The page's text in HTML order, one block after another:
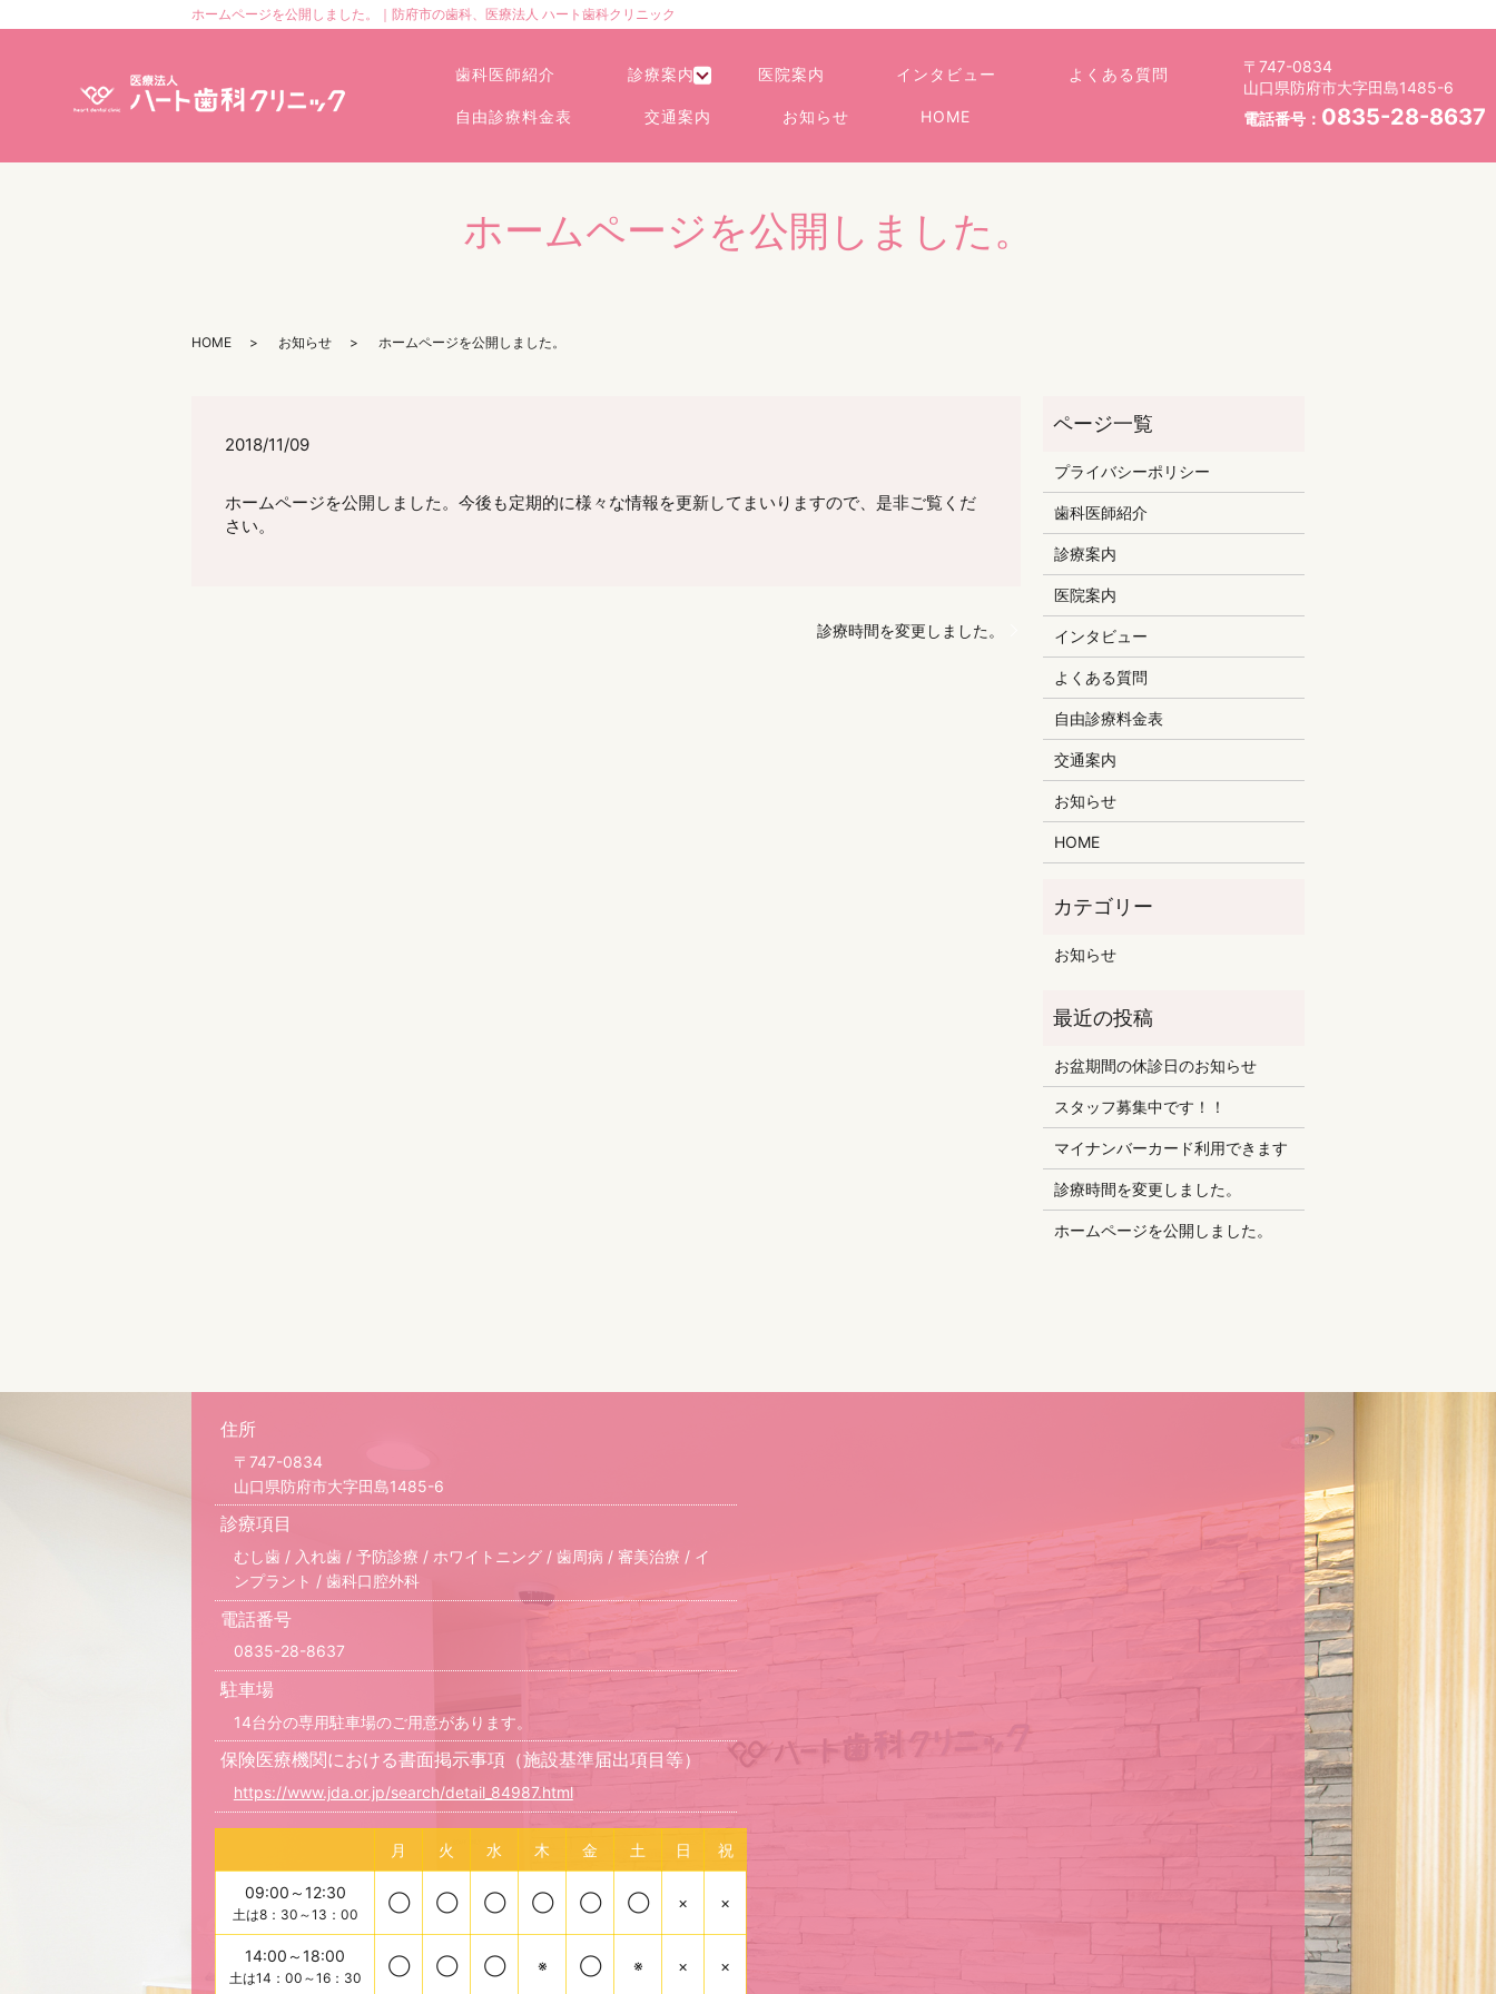
ホームページを公開しました。｜防府市の歯科、医療法人 ハート歯科クリニック
歯科医師紹介 診療案内 医院案内 インタビュー よくある質問
自由診療料金表 交通案内 お知らせ HOME
〒747-0834
山口県防府市大字田島1485-6
電話番号： 0835-28-8637
ホームページを公開しました。
HOME お知らせ ホームページを公開しました。
2018/11/09
ホームページを公開しました。今後も定期的に様々な情報を更新してまいりますので、是非ご覧くだ
さい。
診療時間を変更しました。
プライバシーポリシー
歯科医師紹介
診療案内
医院案内
インタビュー
よくある質問
自由診療料金表
交通案内
お知らせ
HOME
お知らせ
お盆期間の休診日のお知らせ
スタッフ募集中です！！
マイナンバーカード利用できます
診療時間を変更しました。
ホームページを公開しました。
住所
〒747-0834
山口県防府市大字田島1485-6
診療項目
むし歯 / 入れ歯 / 予防診療 / ホワイトニング / 歯周病 / 審美治療 / イ
ンプラント / 歯科口腔外科
電話番号
0835-28-8637
駐車場
14台分の専用駐車場のご用意があります。
保険医療機関における書面掲示事項（施設基準届出項目等）
https://www.jda.or.jp/search/detail_84987.html
月 火 水 木 金 土 日 祝
09:00～12:30
土は8：30～13：00
◯ ◯ ◯ ◯ ◯ ◯ × ×
14:00～18:00
土は14：00～16：30
◯ ◯ ◯ ※ ◯ ※ × ×